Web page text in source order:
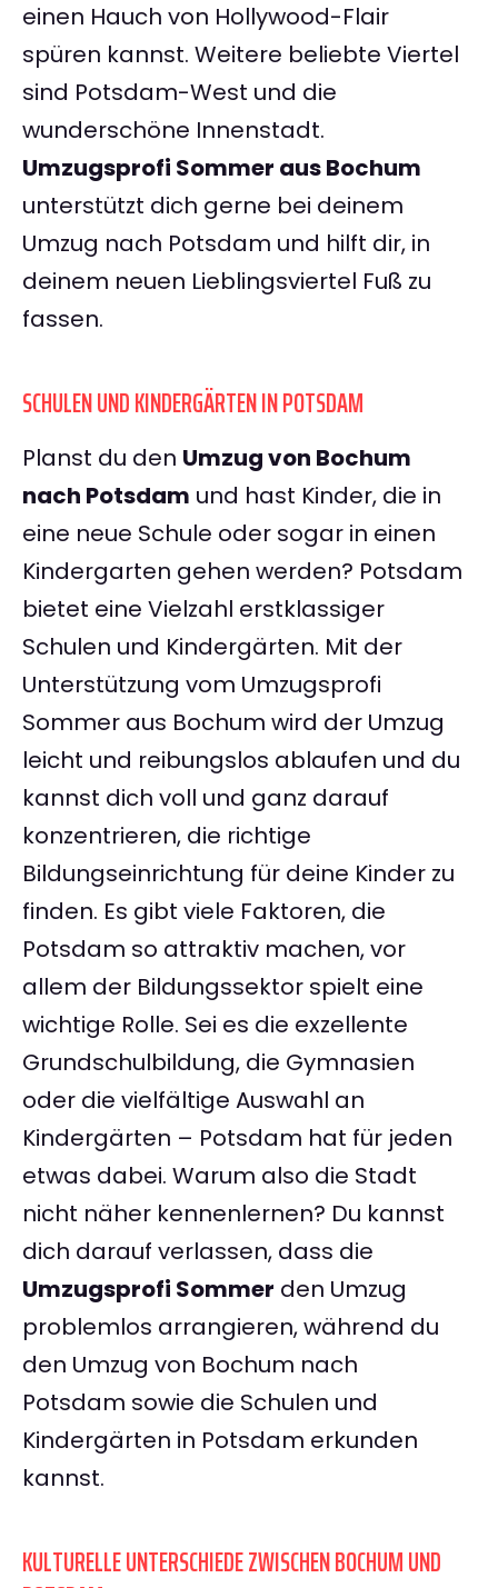
einen Hauch von Hollywood-Flair
spüren kannst. Weitere beliebte Viertel
sind Potsdam-West und die
wunderschöne Innenstadt.
Umzugsprofi Sommer aus Bochum
unterstützt dich gerne bei deinem
Umzug nach Potsdam und hilft dir, in
deinem neuen Lieblingsviertel Fuß zu
fassen.
SCHULEN UND KINDERGÄRTEN IN POTSDAM
Planst du den Umzug von Bochum
nach Potsdam und hast Kinder, die in
eine neue Schule oder sogar in einen
Kindergarten gehen werden? Potsdam
bietet eine Vielzahl erstklassiger
Schulen und Kindergärten. Mit der
Unterstützung vom Umzugsprofi
Sommer aus Bochum wird der Umzug
leicht und reibungslos ablaufen und du
kannst dich voll und ganz darauf
konzentrieren, die richtige
Bildungseinrichtung für deine Kinder zu
finden. Es gibt viele Faktoren, die
Potsdam so attraktiv machen, vor
allem der Bildungssektor spielt eine
wichtige Rolle. Sei es die exzellente
Grundschulbildung, die Gymnasien
oder die vielfältige Auswahl an
Kindergärten – Potsdam hat für jeden
etwas dabei. Warum also die Stadt
nicht näher kennenlernen? Du kannst
dich darauf verlassen, dass die
Umzugsprofi Sommer den Umzug
problemlos arrangieren, während du
den Umzug von Bochum nach
Potsdam sowie die Schulen und
Kindergärten in Potsdam erkunden
kannst.
KULTURELLE UNTERSCHIEDE ZWISCHEN BOCHUM UND